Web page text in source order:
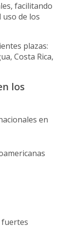
facilitando
de los
plazas:
Costa Rica,
los
en
fuertes